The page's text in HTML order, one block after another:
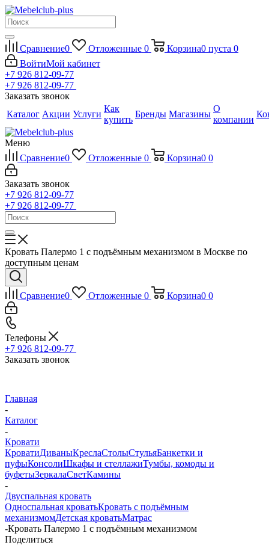
Сравнение0 Отложенные 0 Корзина0 пуста 0
ВойтиМой кабинет
+7 926 812-09-77
+7 926 812-09-77
Заказать звонок
Каталог Акции Услуги
Как
купить
Бренды Магазины
О
компании
Меню
Сравнение0 Отложенные 0 Корзина0 0
Заказать звонок
+7 926 812-09-77
+7 926 812-09-77
Кровать Палермо 1 с подъёмным механизмом в Москве по
доступным ценам
Сравнение0 Отложенные 0 Корзина0 0
Телефоны
+7 926 812-09-77
Заказать звонок
Главная
-
Каталог
-
Кровати
КроватиДиваныКреслаСтолыСтульяБанкетки и
пуфыКонсолиШкафы и стеллажиТумбы, комоды и
буфетыЗеркалаСветКамины
-
Двуспальная кровать
Односпальная кроватьКровать с подъёмным
механизмомДетская кроватьМатрас
-Кровать Палермо 1 с подъёмным механизмом
Поделиться